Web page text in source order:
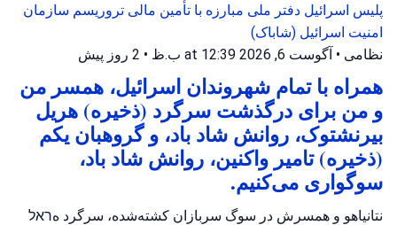
پلیس اسرائیل دفتر ملی مبارزه با تأمین مالی تروریسم سازمان
امنیت اسرائیل (شاباک)
نظامی • آگوست 6, 2026 at 12:39 ب.ظ • 2 روز پیش
همراه با تمام شهروندان اسرائیل، همسر من
و من برای درگذشت سرگرد (ذخیره) هریل
بیرنشتوک، روانش شاد باد، و گروهبان یکم
(ذخیره) تامیر واکنین، روانش شاد باد،
سوگواری می‌کنیم.
نتانیاهو و همسرش در سوگ سربازان کشته‌شده، سرگرد هראל